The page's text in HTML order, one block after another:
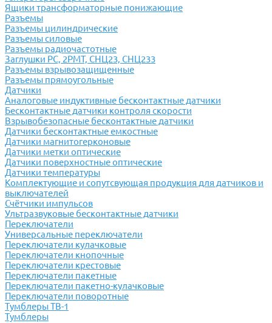
Ящики трансформаторные понижающие
Разъемы
Разъемы цилиндрические
Разъемы силовые
Разъемы радиочастотные
Заглушки РС, 2РМТ, СНЦ23, СНЦ233
Разъемы взрывозащищенные
Разъемы прямоугольные
Датчики
Аналоговые индуктивные бесконтактные датчики
Бесконтактные датчики контроля скорости
Взрывобезопасные бесконтактные датчики
Датчики бесконтактные емкостные
Датчики магнитогерконовые
Датчики метки оптические
Датчики поверхностные оптические
Датчики температуры
Комплектующие и сопутсвующая продукция для датчиков и
выключателей
Счётчики импульсов
Ультразвуковые бесконтактные датчики
Переключатели
Универсальные переключатели
Переключатели кулачковые
Переключатели кнопочные
Переключатели крестовые
Переключатели пакетные
Переключатели пакетно-кулачковые
Переключатели поворотные
Тумблеры ТВ-1
Тумблеры